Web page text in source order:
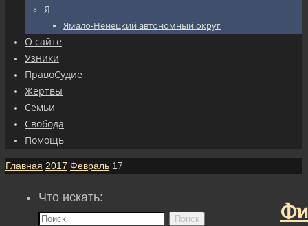
Я_________________
Ямало-Ненецкий автономный округ
О сайте
Узники
ПравоСудие
Жертвы
Семьи
Свобода
Помощь
Главная 2017 Февраль 17
Что искать:
Поиск